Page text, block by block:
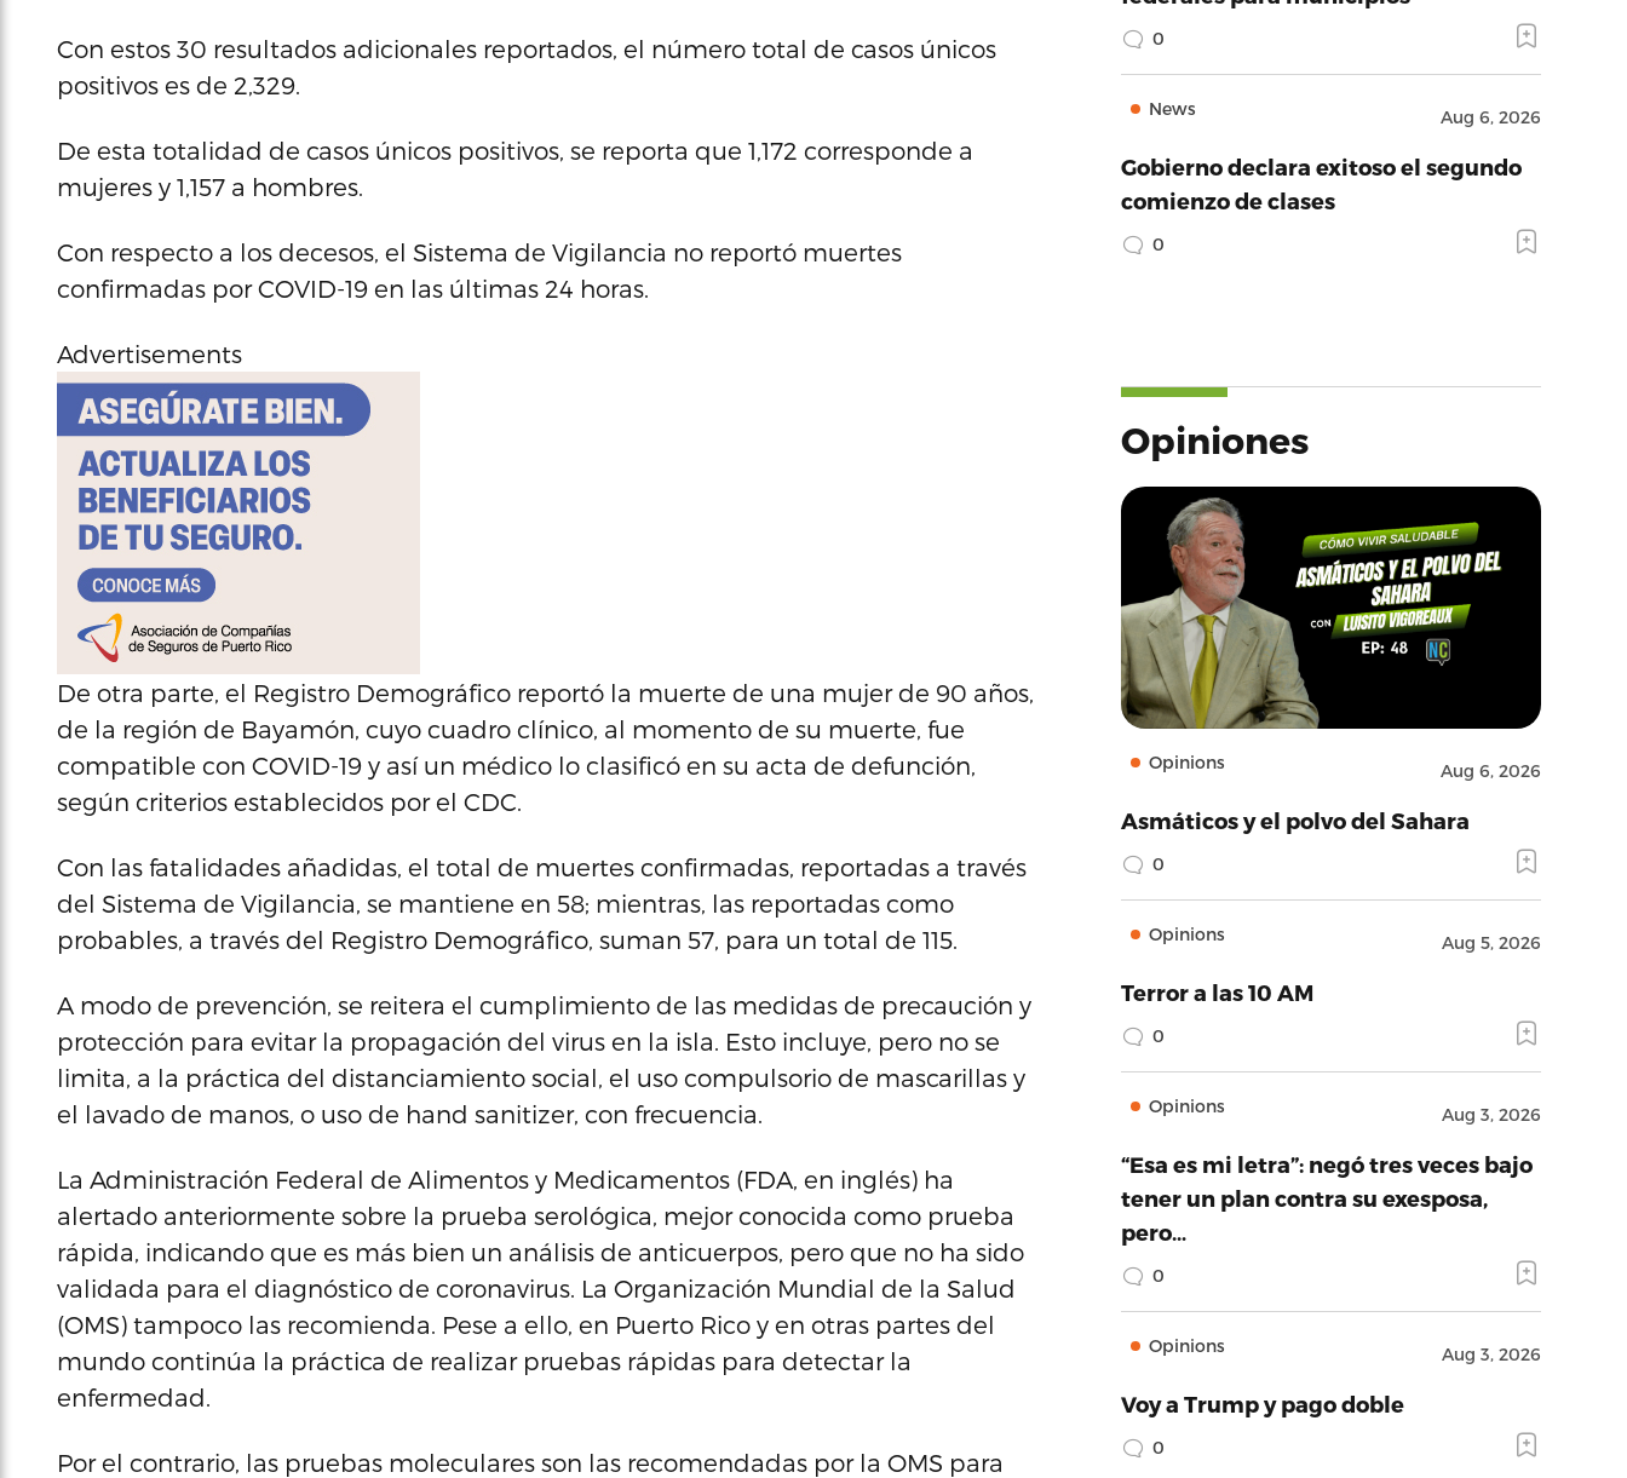
Con estos 30 resultados adicionales reportados, el número total de casos únicos
positivos es de 2,329.
De esta totalidad de casos únicos positivos, se reporta que 1,172 corresponde a
mujeres y 1,157 a hombres.
Con respecto a los decesos, el Sistema de Vigilancia no reportó muertes
confirmadas por COVID-19 en las últimas 24 horas.
Advertisements
De otra parte, el Registro Demográfico reportó la muerte de una mujer de 90 años,
de la región de Bayamón, cuyo cuadro clínico, al momento de su muerte, fue
compatible con COVID-19 y así un médico lo clasificó en su acta de defunción,
según criterios establecidos por el CDC.
Con las fatalidades añadidas, el total de muertes confirmadas, reportadas a través
del Sistema de Vigilancia, se mantiene en 58; mientras, las reportadas como
probables, a través del Registro Demográfico, suman 57, para un total de 115.
A modo de prevención, se reitera el cumplimiento de las medidas de precaución y
protección para evitar la propagación del virus en la isla. Esto incluye, pero no se
limita, a la práctica del distanciamiento social, el uso compulsorio de mascarillas y
el lavado de manos, o uso de hand sanitizer, con frecuencia.
La Administración Federal de Alimentos y Medicamentos (FDA, en inglés) ha
alertado anteriormente sobre la prueba serológica, mejor conocida como prueba
rápida, indicando que es más bien un análisis de anticuerpos, pero que no ha sido
validada para el diagnóstico de coronavirus. La Organización Mundial de la Salud
(OMS) tampoco las recomienda. Pese a ello, en Puerto Rico y en otras partes del
mundo continúa la práctica de realizar pruebas rápidas para detectar la
enfermedad.
Por el contrario, las pruebas moleculares son las recomendadas por la OMS para
0
News Aug 6, 2026
Gobierno declara exitoso el segundo
comienzo de clases
0
Opiniones
Opinions Aug 6, 2026
Asmáticos y el polvo del Sahara
0
Opinions Aug 5, 2026
Terror a las 10 AM
0
Opinions Aug 3, 2026
“Esa es mi letra”: negó tres veces bajo
tener un plan contra su exesposa,
pero…
0
Opinions Aug 3, 2026
Voy a Trump y pago doble
0